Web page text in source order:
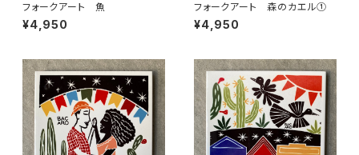
フォークアート 魚
¥4,950
フォークアート 森のカエル①
¥4,950